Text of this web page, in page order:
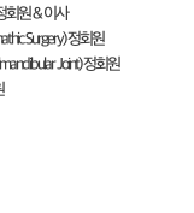
회원 & 이사
Surgery) 정회원
Joint) 정회원